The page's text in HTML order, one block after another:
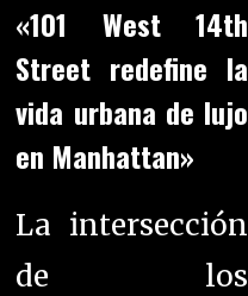
«101 West 14th
Street redefine la
vida urbana de lujo
en Manhattan»
La intersección
de los